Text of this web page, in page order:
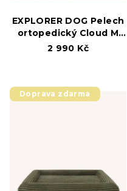
kEXPLORER DOG Pelech
ortopedický Cloud M
100x70 Mocha Brown
2 990 Kč
Doprava zdarma